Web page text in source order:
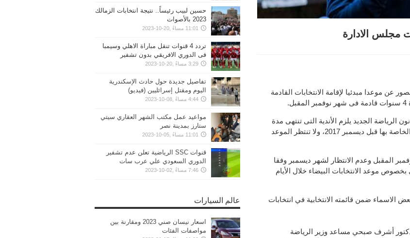
مجلس الادارة
عن موعدا مبدئيا لإقامة الانتخابات القادمة
الرياضة الجديد يلزم الأندية التى تنتهى مدة
مجالس إدارتها قبل مارس 2018 بإجراء الانتخابات الخاصة بها قبل ديسمبر 2017، ولا تنتظر الموعد
المقبل وعدم الانتظار لشهر ديسمبر وفقا
بخصوص موعد الانتخابات البيضاء خلال الأيام
ضمن قائمته الانتخابية في انتخابات
أشرف صبحي مساعد وزير الرياضة
حسين لبيب رئيساً.. نتيجة انتخابات الزمالك
2023 بالأصوات
11:01 مساءً ,20-10-2023
تردد 4 قنوات تنقل مباراة الاهلي وسيمبا
فى الدوري الافريقي بدون تشفير
3:29 مساءً ,20-10-2023
تفاصيل جديدة حول حادث الإسكندرية
اليوم ومقتل إسرائليين (فيديو)
4:44 مساءً ,08-10-2023
مواعيد عمل مكتب الشهر العقاري سيتي
ستارز بمدينة نصر
11:01 مساءً ,05-10-2023
قنوات SSC الرياضية تعلن عدم تشفير
الدوري السعودي علي عرب سات
7:46 مساءً ,02-10-2023
عالم السيارات
اسعار نيسان صني 2023 ومقارنة بين
مواصفات الفئات